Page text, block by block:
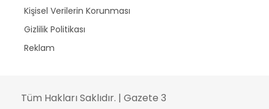
Kişisel Verilerin Korunması
Gizlilik Politikası
Reklam
Tüm Hakları Saklıdır. | Gazete 3